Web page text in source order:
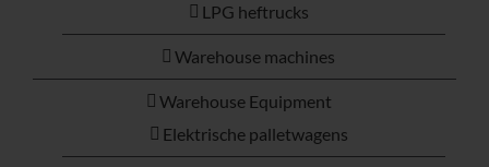
LPG heftrucks
Warehouse machines
Warehouse Equipment
Elektrische palletwagens